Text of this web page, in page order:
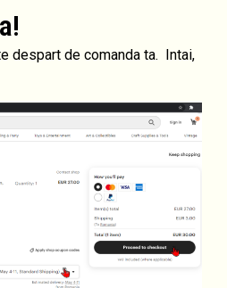
despart de comanda ta. Intai,